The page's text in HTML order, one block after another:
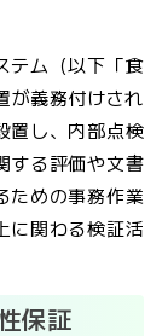
テム（以下「食
が義務付けされ
置し、内部点検
する評価や文書
ための事務作業
に関わる検証活
保証